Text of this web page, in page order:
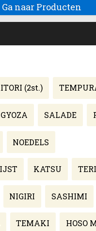
Ga naar Producten
(2st.)
GYOZA SALADE
NOEDELS
KATSU
NIGIRI SASHIMI
TEMAKI HOSO